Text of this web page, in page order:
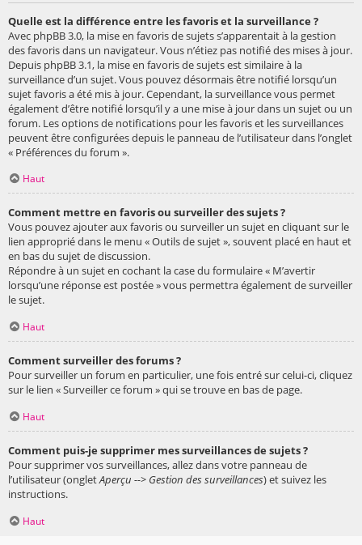
Quelle est la différence entre les favoris et la surveillance ?
Avec phpBB 3.0, la mise en favoris de sujets s’apparentait à la gestion
des favoris dans un navigateur. Vous n’étiez pas notifié des mises à jour.
Depuis phpBB 3.1, la mise en favoris de sujets est similaire à la
surveillance d’un sujet. Vous pouvez désormais être notifié lorsqu’un
sujet favoris a été mis à jour. Cependant, la surveillance vous permet
également d’être notifié lorsqu’il y a une mise à jour dans un sujet ou un
forum. Les options de notifications pour les favoris et les surveillances
peuvent être configurées depuis le panneau de l’utilisateur dans l’onglet
« Préférences du forum ».
Haut
Comment mettre en favoris ou surveiller des sujets ?
Vous pouvez ajouter aux favoris ou surveiller un sujet en cliquant sur le
lien approprié dans le menu « Outils de sujet », souvent placé en haut et
en bas du sujet de discussion.
Répondre à un sujet en cochant la case du formulaire « M’avertir
lorsqu’une réponse est postée » vous permettra également de surveiller
le sujet.
Haut
Comment surveiller des forums ?
Pour surveiller un forum en particulier, une fois entré sur celui-ci, cliquez
sur le lien « Surveiller ce forum » qui se trouve en bas de page.
Haut
Comment puis-je supprimer mes surveillances de sujets ?
Pour supprimer vos surveillances, allez dans votre panneau de
l’utilisateur (ongletAperçu --> Gestion des surveillances) et suivez les
instructions.
Haut